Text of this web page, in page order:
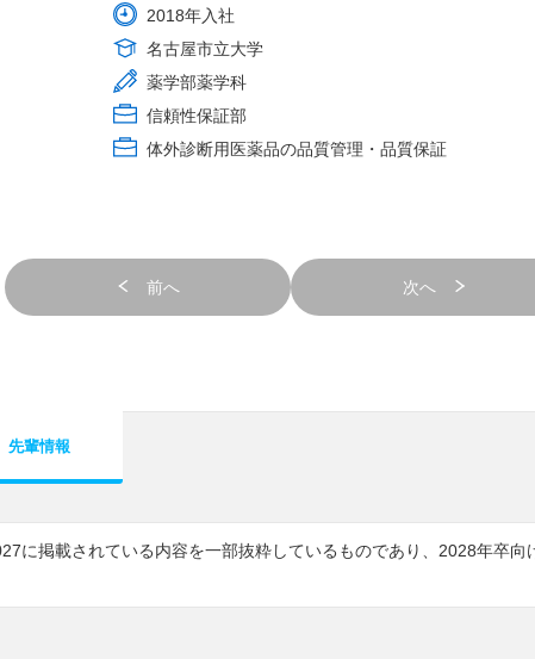
2018年入社
名古屋市立大学
薬学部薬学科
信頼性保証部
体外診断用医薬品の品質管理・品質保証
前へ 次へ
先輩情報
に掲載されている内容を一部抜粋しているものであり、2028年卒